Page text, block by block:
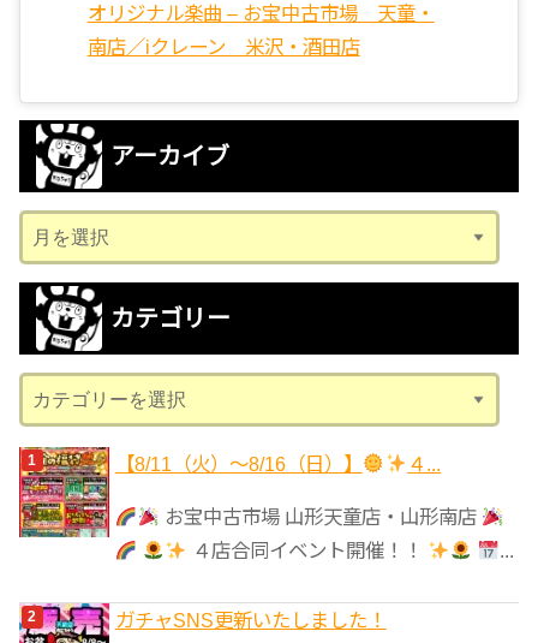
オリジナル楽曲 – お宝中古市場 天童・
南店／iクレーン 米沢・酒田店
アーカイブ
ー
カ
ブ
カテゴリー
テ
ゴ
リ
ー
【8/11（火）～8/16（日）】 ４...
お宝中古市場 山形天童店・山形南店
４店合同イベント開催！！
...
ガチャSNS更新いたしました！